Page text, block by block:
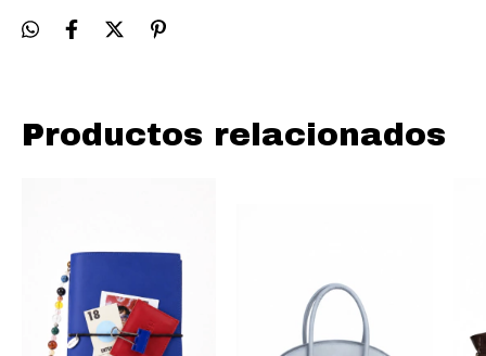
Productos relacionados